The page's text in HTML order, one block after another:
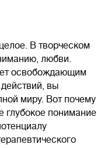
В творческом
любви.
освобождающим
вы
миру. Вот почему
глубокое понимание